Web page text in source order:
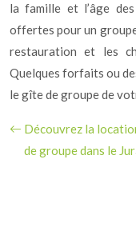
la famille et l’âge
offertes pour un
restauration et les
Quelques forfaits ou
le gîte de groupe de
Découvrez la
de groupe dans le